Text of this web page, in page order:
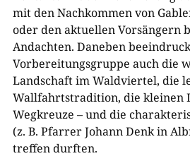
mit den Nachkommen von
oder den aktuellen Vorsängern
Andachten. Daneben
Vorbereitungsgruppe auch die
Landschaft im Waldviertel, die
Wallfahrtstradition, die kleinen
Wegkreuze – und die
(z. B. Pfarrer Johann Denk in
treffen durften.